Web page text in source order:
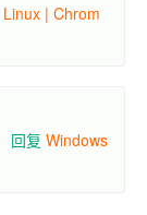
Linux | Chrom
回复 Windows